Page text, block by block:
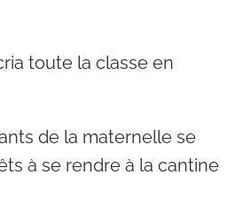
toute la classe en
de la maternelle se
à se rendre à la cantine